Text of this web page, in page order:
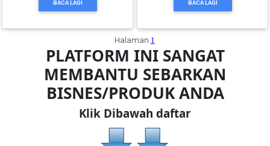
BACA LAGI BACA LAGI
Halaman 1
PLATFORM INI SANGAT
MEMBANTU SEBARKAN
BISNES/PRODUK ANDA
Klik Dibawah daftar
SELANGOR(37)
PAHANG(13)
KELANTAN(22)